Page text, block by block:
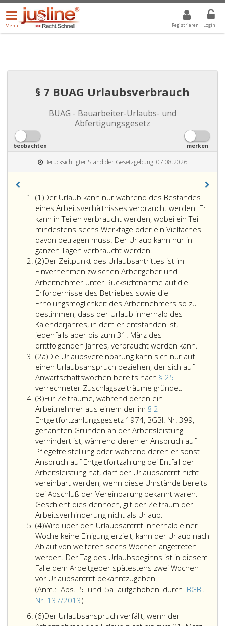
Registrieren Login
Menü
öffnen/schließen
Menü
ALLE DROPDOWN: GEWÄHLTER WERT IST ALLE
§ 7 BUAG Urlaubsverbrauch
BUAG - Bauarbeiter-Urlaubs- und
Abfertigungsgesetz
beobachten merken
Berücksichtigter Stand der Gesetzgebung: 07.08.2026
(1)Absatz
eins
Der Urlaub kann nur während des Bestandes
eines Arbeitsverhältnisses verbraucht werden. Er
kann in Teilen verbraucht werden, wobei ein Teil
mindestens sechs Werktage oder ein Vielfaches
davon betragen muss. Der Urlaub kann nur in
ganzen Tagen verbraucht werden.
(2)Absatz
2
Der Zeitpunkt des Urlaubsantrittes ist im
Einvernehmen zwischen Arbeitgeber und
Arbeitnehmer unter Rücksichtnahme auf die
Erfordernisse des Betriebes sowie die
Erholungsmöglichkeit des Arbeitnehmers so zu
bestimmen, dass der Urlaub innerhalb des
Kalenderjahres, in dem er entstanden ist,
jedenfalls aber bis zum 31. März des
drittfolgenden Jahres, verbraucht werden kann.
(2a)Absatz
2
a
Die Urlaubsvereinbarung kann sich nur auf
einen Urlaubsanspruch beziehen, der sich auf
Anwartschaftswochen bereits nach § 25
verrechneter Zuschlagszeiträume gründet.
sich
nur
auf
einen
beziehen,
der
sich
auf
bereits
nach
Paragraph
25,
gründet.
(3)Absatz
3
Für Zeiträume, während deren ein
Arbeitnehmer aus einem der im § 2
Entgeltfortzahlungsgesetz 1974, BGBl. Nr. 399,
genannten Gründen an der Arbeitsleistung
verhindert ist, während deren er Anspruch auf
Pflegefreistellung oder während deren er sonst
Anspruch auf Entgeltfortzahlung bei Entfall der
Arbeitsleistung hat, darf der Urlaubsantritt nicht
vereinbart werden, wenn diese Umstände bereits
bei Abschluß der Vereinbarung bekannt waren.
Geschieht dies dennoch, gilt der Zeitraum der
Arbeitsverhinderung nicht als Urlaub.
Zeiträume,
während
deren
ein
Arbeitnehmer
einem
Paragraph
(4)Absatz
4
Wird über den Urlaubsantritt innerhalb einer
Woche keine Einigung erzielt, kann der Urlaub nach
Ablauf von weiteren sechs Wochen angetreten
werden. Der Tag des Urlaubsbeginns ist in diesem
Falle dem Arbeitgeber spätestens zwei Wochen
vor Urlaubsantritt bekanntzugeben.
(Anm.: Abs. 5 und 5a aufgehoben durch BGBl. I
Nr. 137/2013)
5
(6)Absatz
Der Urlaubsanspruch verfällt, wenn der